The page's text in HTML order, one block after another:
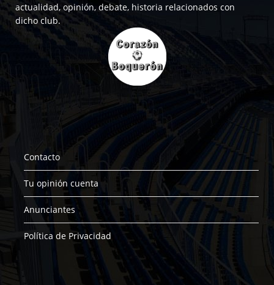
actualidad, opinión, debate, historia relacionados con
dicho club.
Contacto
Tu opinión cuenta
Anunciantes
Política de Privacidad